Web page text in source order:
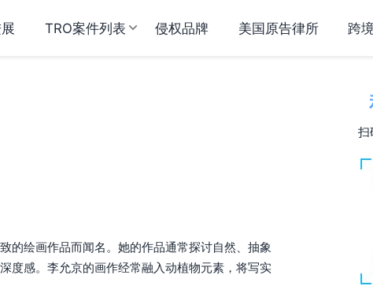
TRO案件列表 侵权品牌 美国原告律所 跨
扫
的绘画作品而闻名。她的作品通常探讨自然、抽象
度感。李允京的画作经常融入动植物元素，将写实